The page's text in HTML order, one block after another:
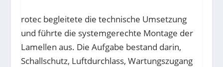
rotec begleitete die technische Umsetzung
und führte die systemgerechte Montage der
Lamellen aus. Die Aufgabe bestand darin,
Schallschutz, Luftdurchlass, Wartungszugang